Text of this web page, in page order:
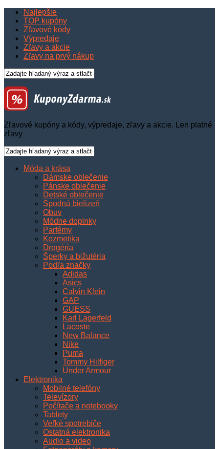
Najlepšie
TOP kupóny
Zľavové kódy
Výpredaje
Zľavy a akcie
Zľavy na prvý nákup
Zľavové kupóny a kódy, výpredaje, zľavy a akcie. Len platné
zľavy
Móda a krása
Dámske oblečenie
Pánske oblečenie
Detské oblečenie
Spodná bielizeň
Obuv
Módne doplnky
Parfémy
Kozmetika
Drogéria
Šperky a bižutéria
Podľa značky
Adidas
Asics
Calvin Klein
GAP
GUESS
Karl Lagerfeld
Lacoste
New Balance
Nike
Puma
Tommy Hilfiger
Under Armour
Elektronika
Mobilné telefóny
Televízory
Počítače a notebooky
Tablety
Veľké spotrebiče
Ostatná elektronika
Audio a video